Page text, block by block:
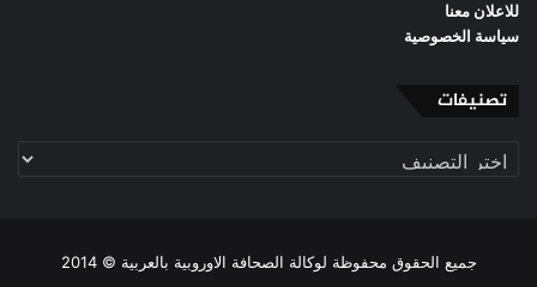
للاعلان معنا
سياسة الخصوصية
تصنيفات
تصنيفات
جميع الحقوق محفوظة لوكالة الصحافة الاوروبية بالعربية © 2014